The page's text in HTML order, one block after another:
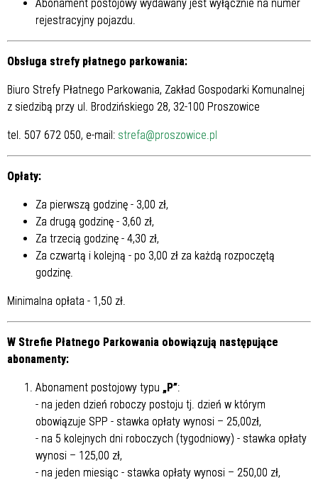
Abonament postojowy wydawany jest wyłącznie na numer
rejestracyjny pojazdu.
Obsługa strefy płatnego parkowania:
Biuro Strefy Płatnego Parkowania, Zakład Gospodarki Komunalnej
z siedzibą przy ul. Brodzińskiego 28, 32-100 Proszowice
tel. 507 672 050, e-mail: strefa@proszowice.pl
Opłaty:
Za pierwszą godzinę - 3,00 zł,
Za drugą godzinę - 3,60 zł,
Za trzecią godzinę - 4,30 zł,
Za czwartą i kolejną - po 3,00 zł za każdą rozpoczętą
godzinę.
Minimalna opłata - 1,50 zł.
W Strefie Płatnego Parkowania obowiązują następujące
abonamenty:
Abonament postojowy typu „P”:
- na jeden dzień roboczy postoju tj. dzień w którym
obowiązuje SPP - stawka opłaty wynosi – 25,00zł,
- na 5 kolejnych dni roboczych (tygodniowy) - stawka opłaty
wynosi – 125,00 zł,
- na jeden miesiąc - stawka opłaty wynosi – 250,00 zł,